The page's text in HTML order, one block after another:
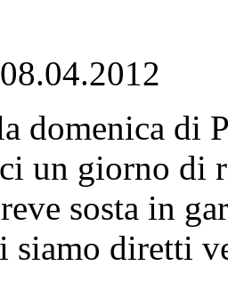
domenica di
un giorno di
sosta in
siamo diretti